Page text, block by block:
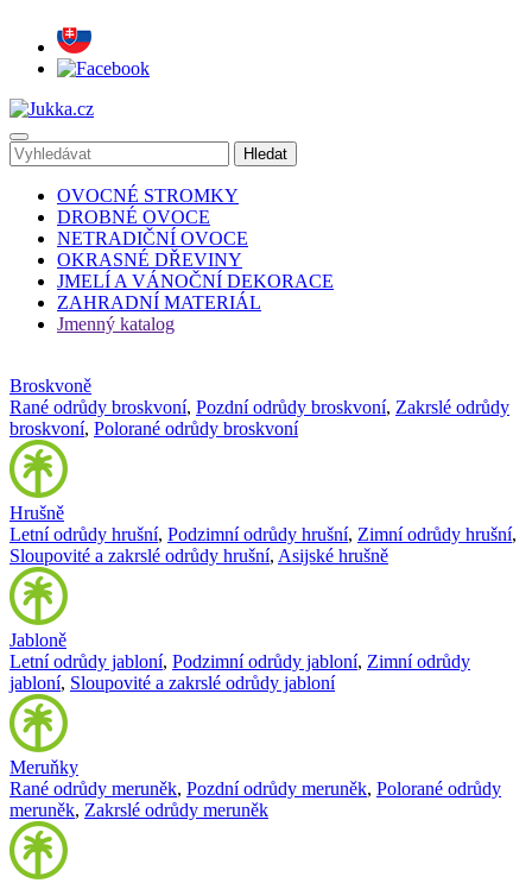
OVOCNÉ STROMKY
DROBNÉ OVOCE
NETRADIČNÍ OVOCE
OKRASNÉ DŘEVINY
JMELÍ A VÁNOČNÍ DEKORACE
ZAHRADNÍ MATERIÁL
Jmenný katalog
Broskvoně
Rané odrůdy broskvoní, Pozdní odrůdy broskvoní, Zakrslé odrůdy
broskvoní, Polorané odrůdy broskvoní
Hrušně
Letní odrůdy hrušní, Podzimní odrůdy hrušní, Zimní odrůdy hrušní,
Sloupovité a zakrslé odrůdy hrušní, Asijské hrušně
Jabloně
Letní odrůdy jabloní, Podzimní odrůdy jabloní, Zimní odrůdy
jabloní, Sloupovité a zakrslé odrůdy jabloní
Meruňky
Rané odrůdy meruněk, Pozdní odrůdy meruněk, Polorané odrůdy
meruněk, Zakrslé odrůdy meruněk